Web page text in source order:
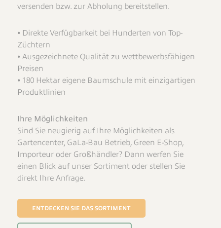
versenden bzw. zur Abholung bereitstellen.
⦁ Direkte Verfügbarkeit bei Hunderten von Top-
Züchtern
⦁ Ausgezeichnete Qualität zu wettbewerbsfähigen
Preisen
⦁ 180 Hektar eigene Baumschule mit einzigartigen
Produktlinien
Ihre Möglichkeiten
Sind Sie neugierig auf Ihre Möglichkeiten als
Gartencenter, GaLa-Bau Betrieb, Green E-Shop,
Importeur oder Großhändler? Dann werfen Sie
einen Blick auf unser Sortiment oder stellen Sie
direkt Ihre Anfrage.
ENTDECKEN SIE DAS SORTIMENT